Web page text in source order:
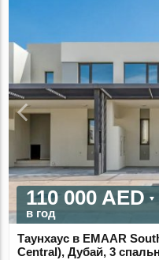
110 000 AED
в год
Таунхаус в EMAAR
Central), Дубай, 3